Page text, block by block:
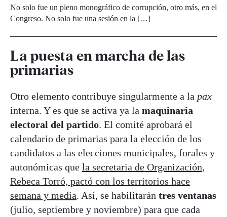
No solo fue un pleno monográfico de corrupción, otro más, en el
Congreso. No solo fue una sesión en la […]
La puesta en marcha de las
primarias
Otro elemento contribuye singularmente a la pax
interna. Y es que se activa ya la maquinaria
electoral del partido. El comité aprobará el
calendario de primarias para la elección de los
candidatos a las elecciones municipales, forales y
autonómicas que la secretaria de Organización,
Rebeca Torró, pactó con los territorios hace
semana y media. Así, se habilitarán tres ventanas
(julio, septiembre y noviembre) para que cada